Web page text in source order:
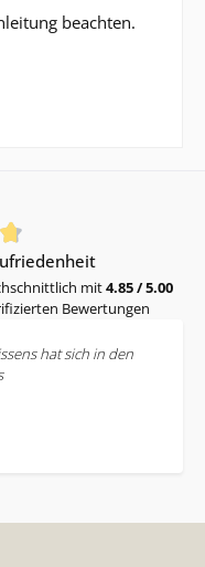
beachten.
von 5 Sternen
mit4.85 / 5.00
Bewertungen
hat sich in den